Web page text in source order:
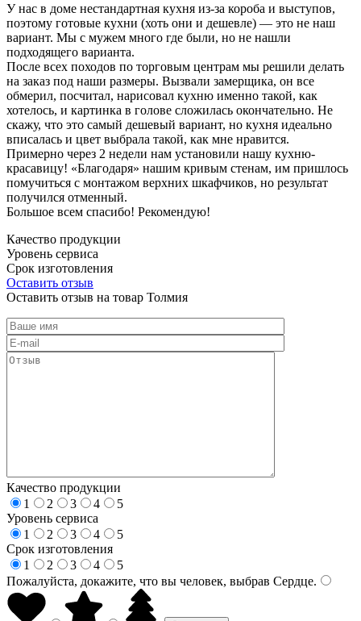
У нас в доме нестандартная кухня из-за короба и выступов,
поэтому готовые кухни (хоть они и дешевле) — это не наш
вариант. Мы с мужем много где были, но не нашли
подходящего варианта.
После всех походов по торговым центрам мы решили делать
на заказ под наши размеры. Вызвали замерщика, он все
обмерил, посчитал, нарисовал кухню именно такой, как
хотелось, и картинка в голове сложилась окончательно. Не
скажу, что это самый дешевый вариант, но кухня идеально
вписалась и цвет выбрала такой, как мне нравится.
Примерно через 2 недели нам установили нашу кухню-
красавицу! «Благодаря» нашим кривым стенам, им пришлось
помучиться с монтажом верхних шкафчиков, но результат
получился отменный.
Большое всем спасибо! Рекомендую!
Качество продукции
Уровень сервиса
Срок изготовления
Оставить отзыв
Оставить отзыв на товар Толмия
Качество продукции
1
2 3 4
5
Уровень сервиса
1
2 3 4
5
Срок изготовления
1
2 3 4
5
Пожалуйста, докажите, что вы человек, выбрав Сердце.